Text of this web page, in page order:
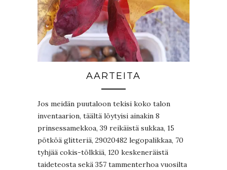
AARTEITA
Jos meidän puutaloon tekisi koko talon
inventaarion, täältä löytyisi ainakin 8
prinsessamekkoa, 39 reikäistä sukkaa, 15
pötköä glitteriä, 29020482 legopalikkaa, 70
tyhjää cokis-tölkkiä, 120 keskeneräistä
taideteosta sekä 357 tammenterhoa vuosilta